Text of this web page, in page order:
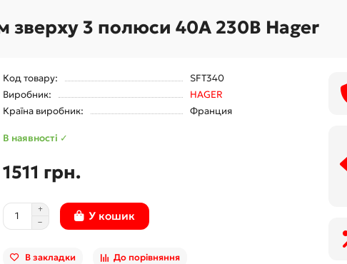
зверху 3 полюси 40А 230В Hager
Код товару:
SFT340
Виробник:
HAGER
Країна виробник:
Франция
В наявності ✓
1511 грн.
У кошик
В закладки До порівняння